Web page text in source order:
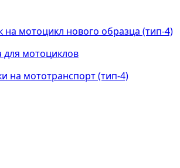
для мотоциклов
на мототранспорт (тип-4)